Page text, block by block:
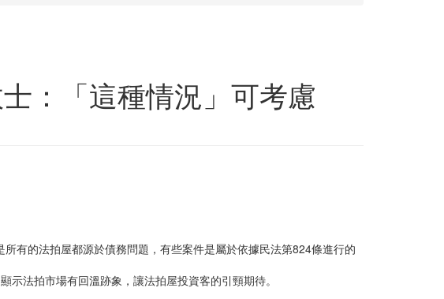
：「這種情況」可考慮
有的法拍屋都源於債務問題，有些案件是屬於依據民法第824條進行的
法拍市場有回溫跡象，讓法拍屋投資客的引頸期待。